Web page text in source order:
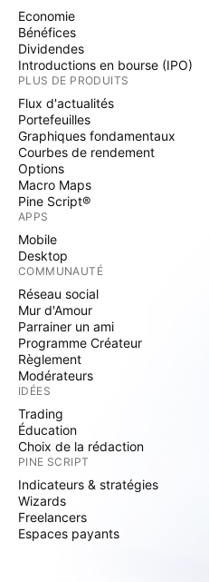
Economie
Bénéfices
Dividendes
Introductions en bourse (IPO)
PLUS DE PRODUITS
Flux d'actualités
Portefeuilles
Graphiques fondamentaux
Courbes de rendement
Options
Macro Maps
Pine Script®
APPS
Mobile
Desktop
COMMUNAUTÉ
Réseau social
Mur d'Amour
Parrainer un ami
Programme Créateur
Règlement
Modérateurs
IDÉES
Trading
Éducation
Choix de la rédaction
PINE SCRIPT
Indicateurs & stratégies
Wizards
Freelancers
Espaces payants